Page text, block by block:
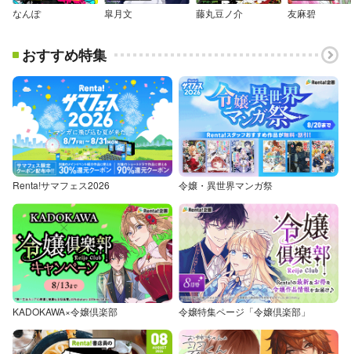
なんぽ 皐月文 藤丸豆ノ介 友麻碧
おすすめ特集
Renta!サマフェス2026 令嬢・異世界マンガ祭
KADOKAWA×令嬢倶楽部 令嬢特集ページ「令嬢倶楽部」